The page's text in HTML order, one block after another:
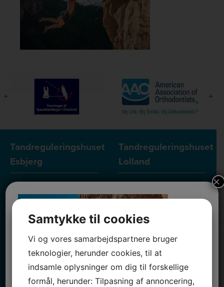
Tandreguleringshuset
Esbjerg
6700 Esbjerg
Telefon:(+45) 76 13 14 80
Telefontider
Mandag:
08.00 - 11.00
og 13.00 -
14.00
Tandreguleringshuset
Lolland
4900 Nakskov
Telefon:(+45) 76 13 14 80
Telefontider
Man -
torsdag:
og 11.30 -
12.30
×
Samtykke til cookies
Vi og vores samarbejdspartnere bruger
teknologier, herunder cookies, til at
indsamle oplysninger om dig til forskellige
formål, herunder: Tilpasning af annoncering,